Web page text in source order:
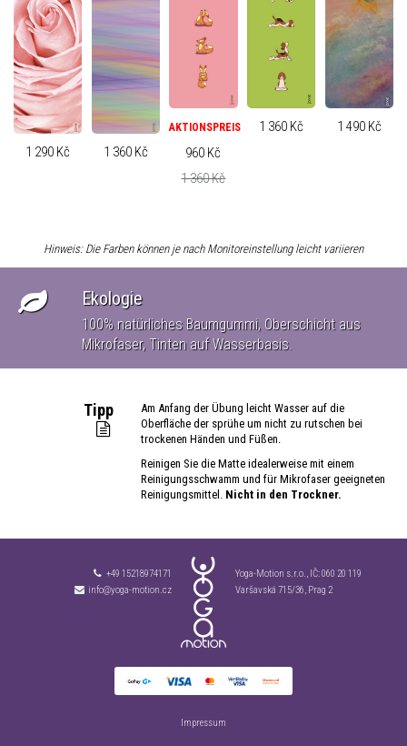
1 290 Kč 1 360 Kč
AKTIONSPREIS
960 Kč
1 360 Kč
1 360 Kč 1 490 Kč
Hinweis: Die Farben können je nach Monitoreinstellung leicht variieren
Ekologie
100% natürliches Baumgummi, Oberschicht aus
Mikrofaser, Tinten auf Wasserbasis.
Tipp
Am Anfang der Übung leicht Wasser auf die
Oberfläche der sprühe um nicht zu rutschen bei
trockenen Händen und Füßen.
Reinigen Sie die Matte idealerweise mit einem
Reinigungsschwamm und für Mikrofaser geeigneten
Reinigungsmittel. Nicht in den Trockner.
+49 15218974171
info@yoga-motion.cz
Yoga-Motion s.r.o., IČ:060 20 119
Varšavská 715/36, Prag 2
Impressum